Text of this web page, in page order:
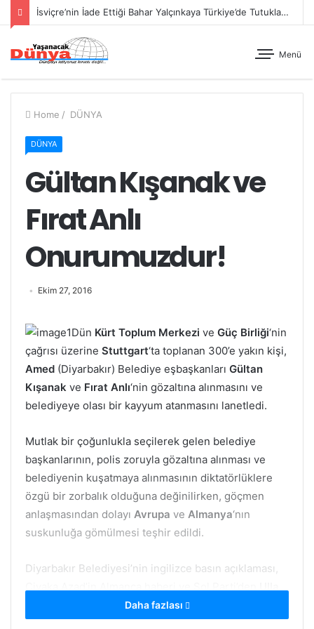
İsviçre’nin İade Ettiği Bahar Yalçınkaya Türkiye’de Tutuklandı
Menü
Home / DÜNYA
DÜNYA
Gültan Kışanak ve
Fırat Anlı
Onurumuzdur!
Ekim 27, 2016
Dün Kürt Toplum Merkezi ve Güç Birliği‘nin
çağrısı üzerine Stuttgart‘ta toplanan 300’e yakın kişi,
Amed (Diyarbakır) Belediye eşbaşkanları Gültan
Kışanak ve Fırat Anlı‘nin gözaltına alınmasını ve
belediyeye olası bir kayyum atanmasını lanetledi.
Mutlak bir çoğunlukla seçilerek gelen belediye
başkanlarının, polis zoruyla gözaltına alınması ve
belediyenin kuşatmaya alınmasının diktatörlüklere
özgü bir zorbalık olduğuna değinilirken, göçmen
anlaşmasından dolayı Avrupa ve Almanya‘nın
suskunluğa gömülmesi teşhir edildi.
Diyarbakır Belediyesi’nin ingilizce basın açıklaması,
‘nin açıklamaları okundu. Gülten KIşanak’in
Diyarbakır zindanlarından bugüne uzanan direnişçi
Daha fazlası